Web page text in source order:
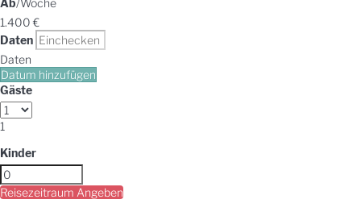
Ab/Woche
1.400€
Daten
Daten
Datum hinzufügen
Gäste
1
Kinder
Reisezeitraum Angeben